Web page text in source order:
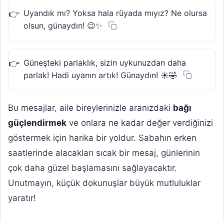
Uyandık mı? Yoksa hala rüyada mıyız? Ne olursa
olsun, günaydın! 😉✨
Güneşteki parlaklık, sizin uykunuzdan daha
parlak! Hadi uyanın artık! Günaydın! ☀️🤣
Bu mesajlar, aile bireylerinizle aranızdaki bağı
güçlendirmek ve onlara ne kadar değer verdiğinizi
göstermek için harika bir yoldur. Sabahın erken
saatlerinde alacakları sıcak bir mesaj, günlerinin
çok daha güzel başlamasını sağlayacaktır.
Unutmayın, küçük dokunuşlar büyük mutluluklar
yaratır!